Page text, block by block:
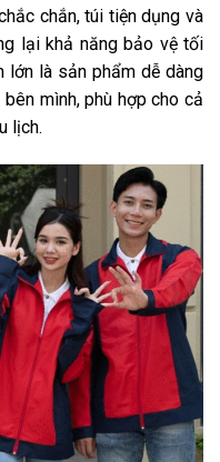
chắn, túi tiện dụng và
lại khả năng bảo vệ tối
lớn là sản phẩm dễ dàng
mình, phù hợp cho cả
lịch.